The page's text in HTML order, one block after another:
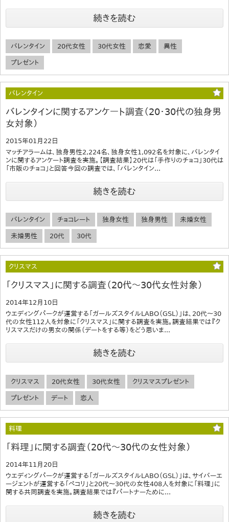
続きを読む
バレンタイン 20代女性 30代女性 恋愛 異性
プレゼント
バレンタイン
バレンタインに関するアンケート調査（20・30代の独身男
女対象）
2015年01月22日
マッチアラームは、独身男性2,224名、独身女性1,092名を対象に、バレンタイ
ンに関するアンケート調査を実施。【調査結果】20代は「手作りのチョコ」30代は
「市販のチョコ」と回答今回の調査では、「バレンタイン...
続きを読む
バレンタイン チョコレート 独身女性 独身男性 未婚女性
未婚男性 20代 30代
クリスマス
「クリスマス」に関する調査（20代～30代女性対象）
2014年12月10日
ウエディングパークが運営する「ガールズスタイルLABO（GSL）」は、20代～30
代の女性112人を対象に「クリスマス」に関する調査を実施。調査結果では『ク
リスマスだけの男女の関係（デートをする等）をどう思いま...
続きを読む
クリスマス 20代女性 30代女性 クリスマスプレゼント
プレゼント デート 恋人
料理
「料理」に関する調査（20代～30代の女性対象）
2014年11月20日
ウエディングパークが運営する「ガールズスタイルLABO（GSL）」は、サイバーエ
ージェントが運営する「ペコリ」と20代～30代の女性408人を対象に「料理」に
関する共同調査を実施。調査結果では『パートナーために...
続きを読む